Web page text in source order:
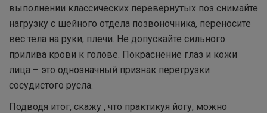
выполнении классических перевернутых поз снимайте
нагрузку с шейного отдела позвоночника, переносите
вес тела на руки, плечи. Не допускайте сильного
прилива крови к голове. Покраснение глаз и кожи
лица – это однозначный признак перегрузки
сосудистого русла.
Подводя итог, скажу , что практикуя йогу, можно